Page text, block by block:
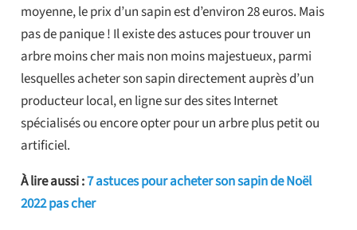
moyenne, le prix d’un sapin est d’environ 28 euros. Mais
pas de panique ! Il existe des astuces pour trouver un
arbre moins cher mais non moins majestueux, parmi
lesquelles acheter son sapin directement auprès d’un
producteur local, en ligne sur des sites Internet
spécialisés ou encore opter pour un arbre plus petit ou
artificiel.
À lire aussi :7 astuces pour acheter son sapin de Noël
2022 pas cher